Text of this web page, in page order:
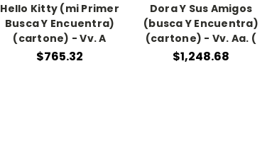
Hello Kitty (mi Primer
Busca Y Encuentra)
(cartone) - Vv. A
$765.32
Dora Y Sus Amigos
(busca Y Encuentra)
(cartone) - Vv. Aa. (
$1,248.68